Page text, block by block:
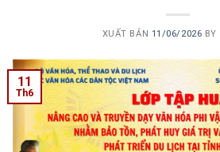
XUẤT BẢN 11/06/2026 BY
11
Th6